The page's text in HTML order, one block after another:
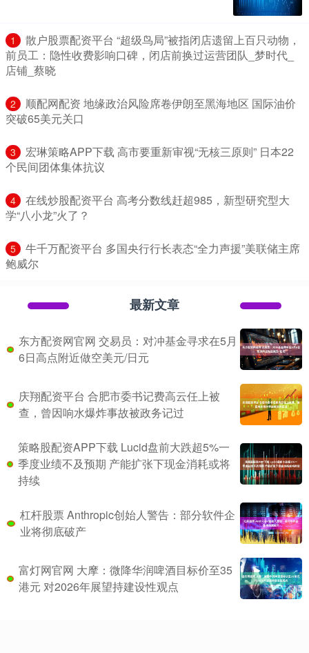
1
​散户股票配资平台 “超级鸟局”被指闭店遗留上百只动物，
前员工：隐性收费影响口碑，闭店前换过运营团队_梦时代_
店铺_蔡晓
2
​顺配网配资 地缘政治风险席卷伊朗至黑海地区 国际油价
突破65美元关口
3
​宏琳策略APP下载 高市要重新审视“无核三原则” 日本22
个民间团体集体抗议
4
​在线炒股配资平台 高考分数线赶超985，新型研究型大
学“八小龙”火了？
5
​牛千万配资平台 多国央行行长表态“全力声援”美联储主席
鲍威尔
最新文章
东方配资网官网 交易员：对冲基金寻求在5月
6日高点附近做空美元/日元
庆翔配资平台 合肥市委书记费高云任上被
查，曾因响水爆炸事故被政务记过
策略股配资APP下载 Lucid盘前大跌超5%一
季度业绩不及预期 产能扩张下现金消耗或将
持续
杠杆股票 Anthropic创始人警告：部分软件企
业将彻底破产
富灯网官网 大摩：微降华润啤酒目标价至35
港元 对2026年展望持建设性观点